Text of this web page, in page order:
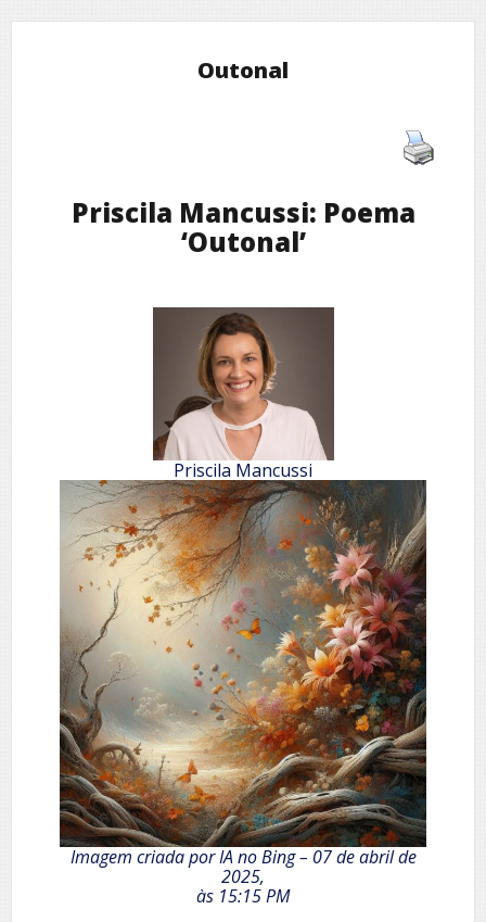
Outonal
Priscila Mancussi: Poema
‘Outonal’
Priscila Mancussi
Imagem criada por IA no Bing – 07 de abril de
2025,
às 15:15 PM